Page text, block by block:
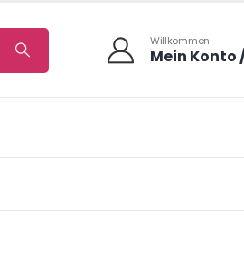
Willkommen
Mein Konto